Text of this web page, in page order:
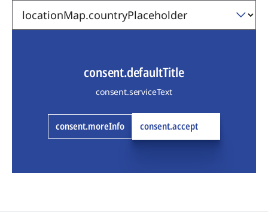
consent.defaultTitle
consent.serviceText
consent.moreInfo consent.accept